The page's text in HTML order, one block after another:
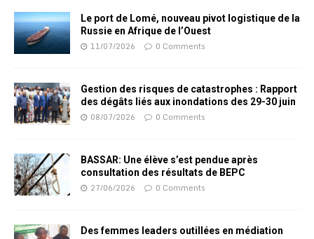
Le port de Lomé, nouveau pivot logistique de la
Russie en Afrique de l’Ouest
11/07/2026 0 Comments
Gestion des risques de catastrophes : Rapport
des dégâts liés aux inondations des 29-30 juin
08/07/2026 0 Comments
BASSAR: Une élève s’est pendue après
consultation des résultats de BEPC
27/06/2026 0 Comments
Des femmes leaders outillées en médiation